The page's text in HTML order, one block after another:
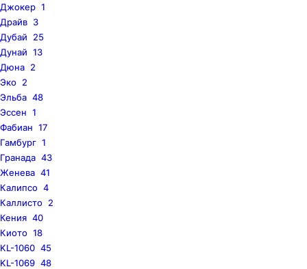
Джокер 1
Драйв 3
Дубай
25
Дунай 13
Дюна 2
Эко 2
Эльба 48
Эссен 1
Фабиан 17
Гамбург 1
Гранада 43
Женева 41
Калипсо 4
Каллисто 2
Кения 40
Киото 18
KL-1060 45
KL-1069 48